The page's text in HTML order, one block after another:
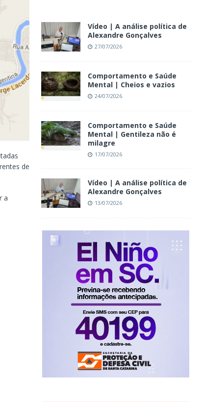
de
a
Vídeo | A análise política de
Alexandre Gonçalves
27/07/2026
Comportamento e Saúde
Mental | Cheios e vazios
24/07/2026
Comportamento e Saúde
Mental | Gentileza não é
milagre
17/07/2026
Vídeo | A análise política de
Alexandre Gonçalves
13/07/2026